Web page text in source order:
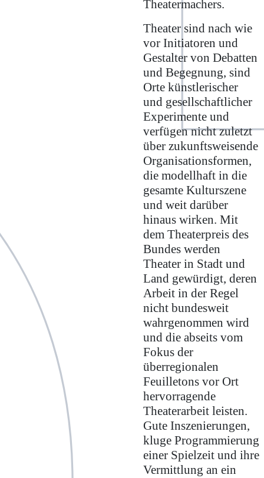
Theatermachers.
Theater sind nach wie
vor Initiatoren und
Gestalter von Debatten
und Begegnung, sind
Orte künstlerischer
und gesellschaftlicher
Experimente und
verfügen nicht zuletzt
über zukunftsweisende
Organisationsformen,
die modellhaft in die
gesamte Kulturszene
und weit darüber
hinaus wirken. Mit
dem Theaterpreis des
Bundes werden
Theater in Stadt und
Land gewürdigt, deren
Arbeit in der Regel
nicht bundesweit
wahrgenommen wird
und die abseits vom
Fokus der
überregionalen
Feuilletons vor Ort
hervorragende
Theaterarbeit leisten.
Gute Inszenierungen,
kluge Programmierung
einer Spielzeit und ihre
Vermittlung an ein